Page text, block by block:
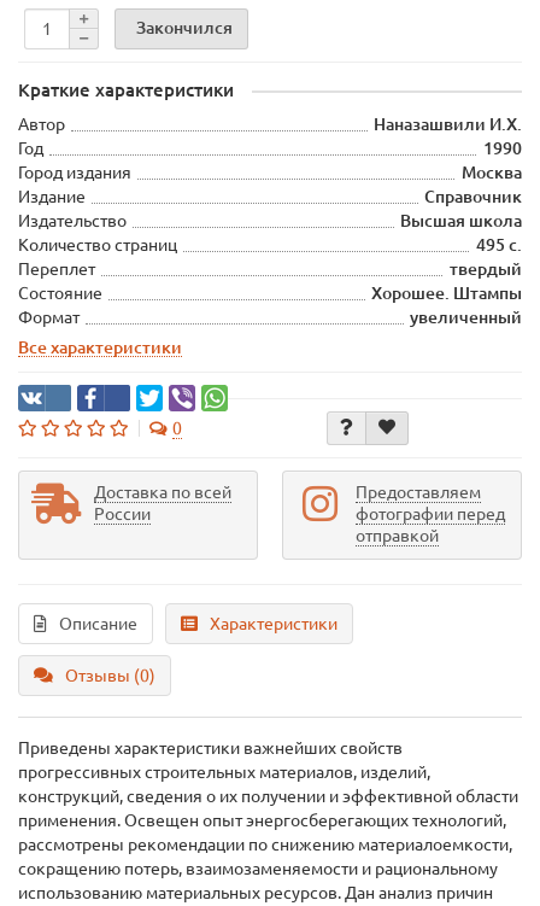
Закончился
Краткие характеристики
Автор
Наназашвили И.Х.
Год
1990
Город издания
Москва
Издание
Справочник
Издательство
Высшая школа
Количество страниц
495 с.
Переплет
твердый
Состояние
Хорошее. Штампы
Формат
увеличенный
Все характеристики
0
Доставка по всей
России
Предоставляем
фотографии перед
отправкой
Описание Характеристики
Отзывы (0)
Приведены характеристики важнейших свойств
прогрессивных строительных материалов, изделий,
конструкций, сведения о их получении и эффективной области
применения. Освещен опыт энергосберегающих технологий,
рассмотрены рекомендации по снижению материалоемкости,
сокращению потерь, взаимозаменяемости и рациональному
использованию материальных ресурсов. Дан анализ причин